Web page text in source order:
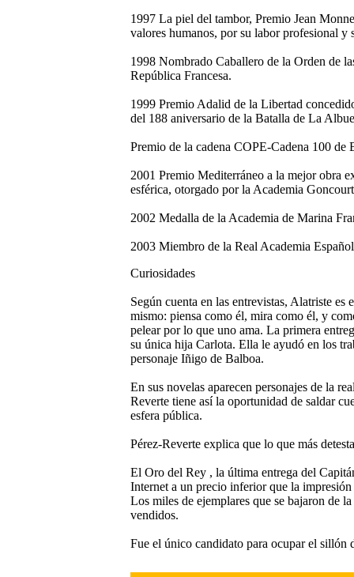
1997 La piel del tambor, Premio Jean
valores humanos, por su labor profesional y
1998 Nombrado Caballero de la Orden de
República Francesa.
1999 Premio Adalid de la Libertad
del 188 aniversario de la Batalla de La
Premio de la cadena COPE-Cadena 100 de
2001 Premio Mediterráneo a la mejor obra
esférica, otorgado por la Academia
2002 Medalla de la Academia de Marina
2003 Miembro de la Real Academia
Curiosidades
Según cuenta en las entrevistas, Alatriste es
mismo: piensa como él, mira como él, y
pelear por lo que uno ama. La primera
su única hija Carlota. Ella le ayudó en los
personaje Iñigo de Balboa.
En sus novelas aparecen personajes de la
Reverte tiene así la oportunidad de saldar
esfera pública.
Pérez-Reverte explica que lo que más
El Oro del Rey , la última entrega del
Internet a un precio inferior que la
Los miles de ejemplares que se bajaron de
vendidos.
Fue el único candidato para ocupar el sillón